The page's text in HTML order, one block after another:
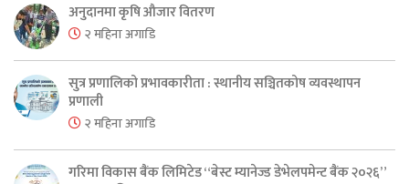
अनुदानमा कृषि औजार वितरण
२ महिना अगाडि
सुत्र प्रणालिको प्रभावकारीता : स्थानीय सञ्चितकोष व्यवस्थापन
प्रणाली
२ महिना अगाडि
गरिमा विकास बैंक लिमिटेड “बेस्ट म्यानेज्ड डेभेलपमेन्ट बैंक २०२६”